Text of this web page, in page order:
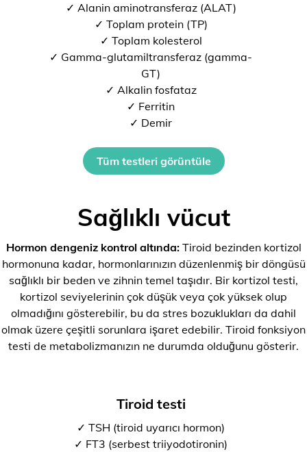
✓ Alanin aminotransferaz (ALAT)
✓ Toplam protein (TP)
✓ Toplam kolesterol
✓ Gamma-glutamiltransferaz (gamma-
GT)
✓ Alkalin fosfataz
✓ Ferritin
✓ Demir
Tüm testleri görüntüle
Sağlıklı vücut
Hormon dengeniz kontrol altında:Tiroid bezinden kortizol
hormonuna kadar, hormonlarınızın düzenlenmiş bir döngüsü
sağlıklı bir beden ve zihnin temel taşıdır. Bir kortizol testi,
kortizol seviyelerinin çok düşük veya çok yüksek olup
olmadığını gösterebilir, bu da stres bozuklukları da dahil
olmak üzere çeşitli sorunlara işaret edebilir. Tiroid fonksiyon
testi de metabolizmanızın ne durumda olduğunu gösterir.
Tiroid testi
✓ TSH (tiroid uyarıcı hormon)
✓ FT3 (serbest triiyodotironin)